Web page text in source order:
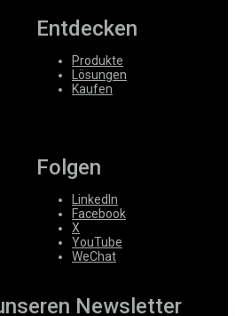
Entdecken
Produkte
Lösungen
Kaufen
Folgen
LinkedIn
Facebook
X
YouTube
WeChat
Newsletter